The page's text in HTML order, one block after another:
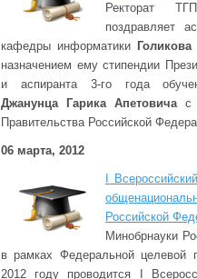
Ректорат
поздравляет
кафедры информатики
назначением ему стипендии
и аспиранта 3-го года
Джанунца Гарика Апетовичас
Правительства Российской
06 марта, 2012
I
Российской
Минобрнауки
в рамках Федеральной целевой
2012 году проводится I